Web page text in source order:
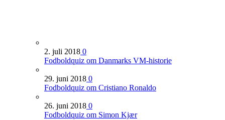
2. juli 2018 0
Fodboldquiz om Danmarks VM-historie
29. juni 2018 0
Fodboldquiz om Cristiano Ronaldo
26. juni 2018 0
Fodboldquiz om Simon Kjær